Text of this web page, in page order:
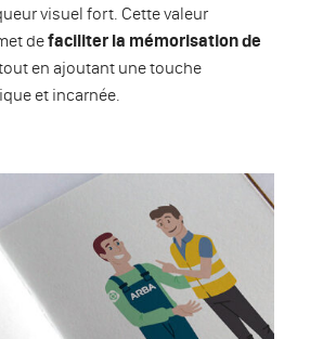
visuel fort. Cette valeur
defaciliter la mémorisation de
tout en ajoutant une touche
et incarnée.